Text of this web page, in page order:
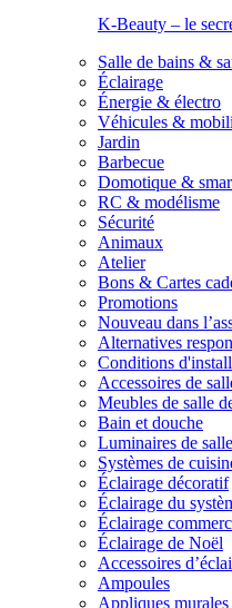
K-Beauty – le
Salle de bains &
Éclairage
Énergie & électro
Véhicules &
Jardin
Barbecue
Domotique &
RC & modélisme
Sécurité
Animaux
Atelier
Bons & Cartes
Promotions
Nouveau dans
Alternatives
Conditions
Accessoires de
Meubles de salle
Bain et douche
Luminaires de
Systèmes de
Éclairage décoratif
Éclairage du
Éclairage
Éclairage de Noël
Accessoires
Ampoules
Appliques murales